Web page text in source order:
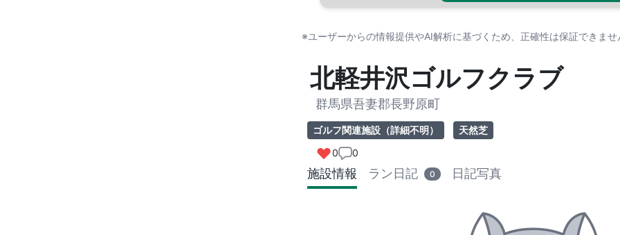
※ユーザーからの情報提供やAI解析に基づくため、正確性は保証できま
北軽井沢ゴルフクラブ
群馬県吾妻郡長野原町
ゴルフ関連施設（詳細不明）
天然芝
0
0
施設情報 ラン日記 0 日記写真